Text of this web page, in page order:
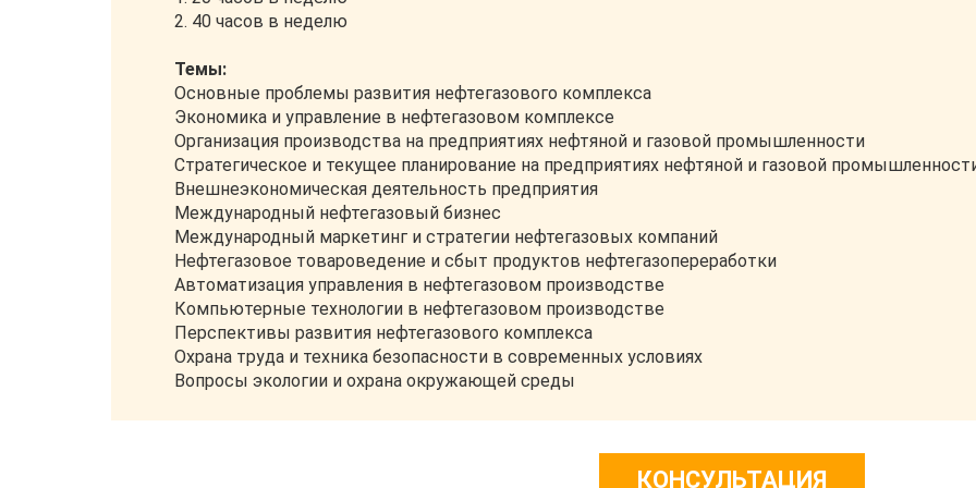
2. 40 часов в неделю
Темы:
Основные проблемы развития нефтегазового комплекса
Экономика и управление в нефтегазовом комплексе
Организация производства на предприятиях нефтяной и газовой промышленности
Стратегическое и текущее планирование на предприятиях нефтяной и газовой
Внешнеэкономическая деятельность предприятия
Международный нефтегазовый бизнес
Международный маркетинг и стратегии нефтегазовых компаний
Нефтегазовое товароведение и сбыт продуктов нефтегазопереработки
Автоматизация управления в нефтегазовом производстве
Компьютерные технологии в нефтегазовом производстве
Перспективы развития нефтегазового комплекса
Охрана труда и техника безопасности в современных условиях
Вопросы экологии и охрана окружающей среды
КОНСУЛЬТАЦИЯ